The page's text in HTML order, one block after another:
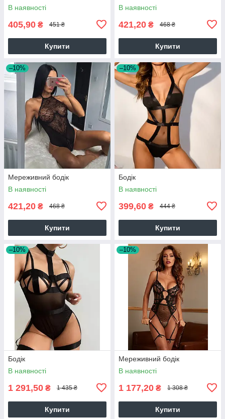
В наявності
405,90 ₴ 451 ₴
Купити
В наявності
421,20 ₴ 468 ₴
Купити
–10%
Мереживний бодік
В наявності
421,20 ₴ 468 ₴
Купити
–10%
Бодік
В наявності
399,60 ₴ 444 ₴
Купити
–10%
Бодік
В наявності
1 291,50 ₴ 1 435 ₴
Купити
–10%
Мереживний бодік
В наявності
1 177,20 ₴ 1 308 ₴
Купити